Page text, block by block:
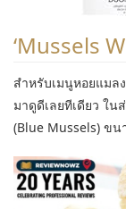
‘Mussels
สำหรับเมนูหอยแม
มาดูดีเลยทีเดียว ใ
(Blue Mussels) ขน